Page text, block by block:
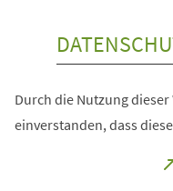
Durch die Nutzung
einverstanden, dass